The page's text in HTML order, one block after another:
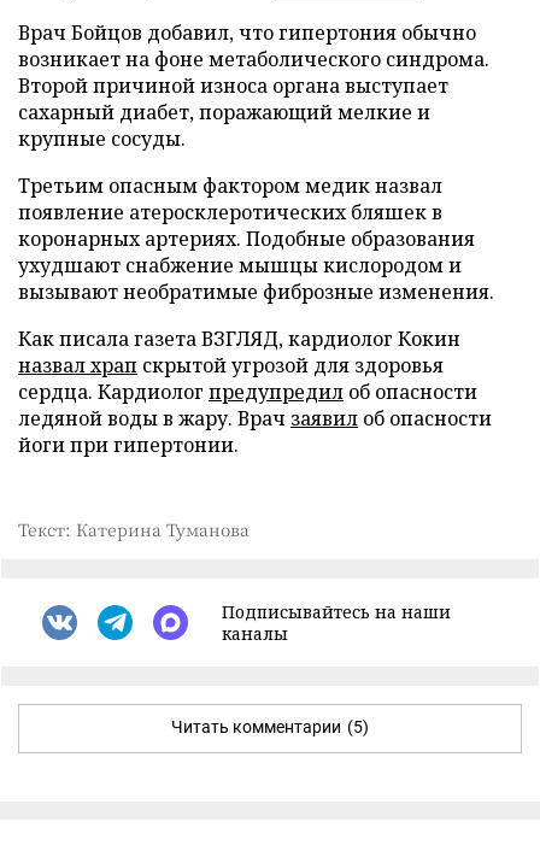
Врач Бойцов добавил, что гипертония обычно
возникает на фоне метаболического синдрома.
Второй причиной износа органа выступает
сахарный диабет, поражающий мелкие и
крупные сосуды.
Третьим опасным фактором медик назвал
появление атеросклеротических бляшек в
коронарных артериях. Подобные образования
ухудшают снабжение мышцы кислородом и
вызывают необратимые фиброзные изменения.
Как писала газета ВЗГЛЯД, кардиолог Кокин
назвал храп скрытой угрозой для здоровья
сердца. Кардиолог предупредил об опасности
ледяной воды в жару. Врач заявил об опасности
йоги при гипертонии.
Текст: Катерина Туманова
Подписывайтесь на наши
каналы
Читать комментарии (5)